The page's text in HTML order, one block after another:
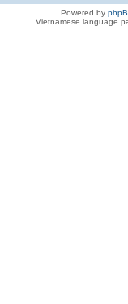
Powered by
Vietnamese language